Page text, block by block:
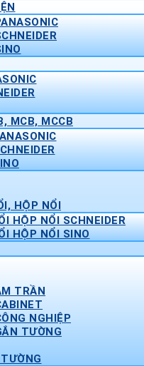
MCB, MCCB
HỘP NỔI
HỘP NỔI SCHNEIDER
HỘP NỔI SINO
TRẦN
NGHIỆP
TƯỜNG